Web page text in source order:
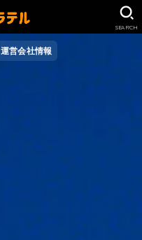
運営会社情報
SEARCH